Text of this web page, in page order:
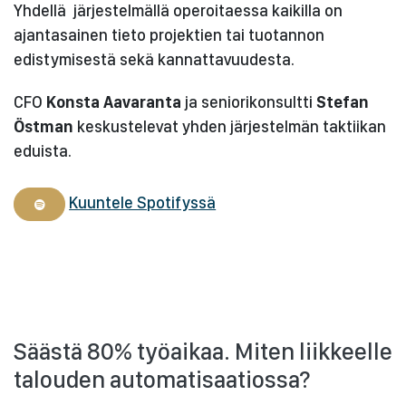
Yhdellä järjestelmällä operoitaessa kaikilla on
ajantasainen tieto projektien tai tuotannon
edistymisestä sekä kannattavuudesta.
CFO Konsta Aavaranta ja seniorikonsultti Stefan
Östman keskustelevat yhden järjestelmän taktiikan
eduista.
Kuuntele Spotifyssä
Säästä 80% työaikaa. Miten liikkeelle
talouden automatisaatiossa?